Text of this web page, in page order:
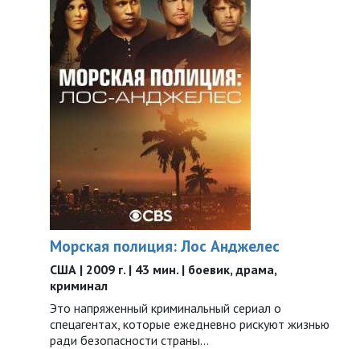
Морская полиция: Лос Анджелес
США | 2009 г. | 43 мин. | боевик, драма,
криминал
Это напряженный криминальный сериал о
спецагентах, которые ежедневно рискуют жизнью
ради безопасности страны...